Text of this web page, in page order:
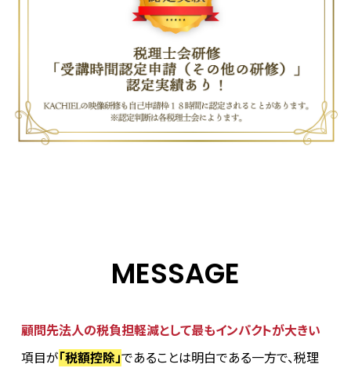
MESSAGE
顧問先法人の税負担軽減として最もインパクトが大きい
項目が「税額控除」であることは明白である一方で、税理